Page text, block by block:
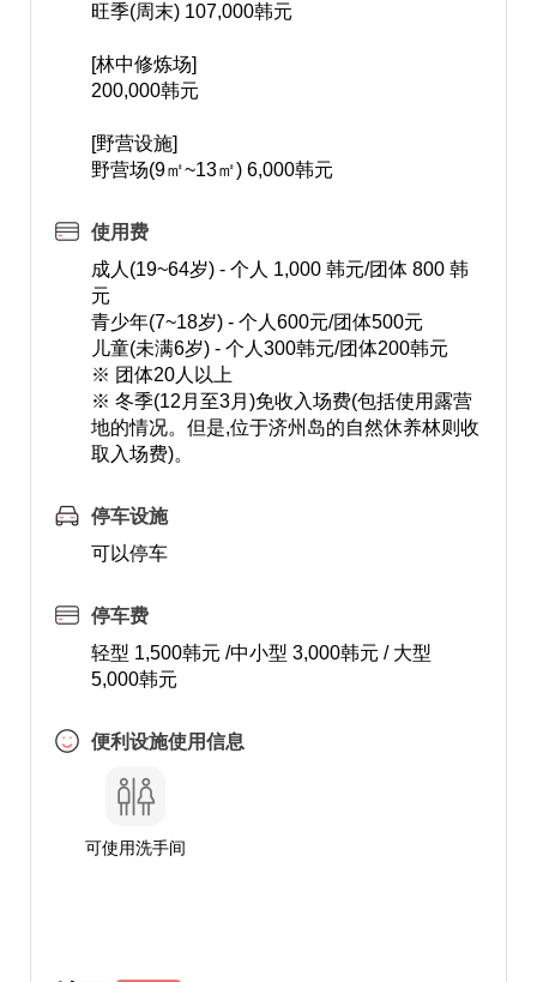
旺季(周末) 107,000韩元
[林中修炼场]
200,000韩元
[野营设施]
野营场(9㎡~13㎡) 6,000韩元
使用费
成人(19~64岁) - 个人 1,000 韩元/团体 800 韩
元
青少年(7~18岁) - 个人600元/团体500元
儿童(未满6岁) - 个人300韩元/团体200韩元
※ 团体20人以上
※ 冬季(12月至3月)免收入场费(包括使用露营
地的情况。但是,位于济州岛的自然休养林则收
取入场费)。
停车设施
可以停车
停车费
轻型 1,500韩元 /中小型 3,000韩元 / 大型
5,000韩元
便利设施使用信息
可使用洗手间